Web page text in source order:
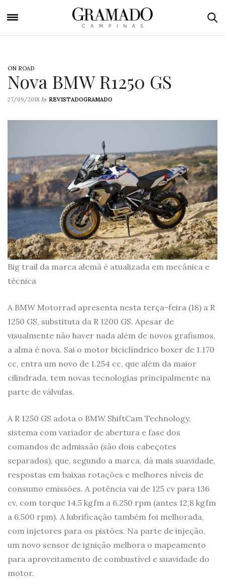
ON ROAD
Nova BMW R1250 GS
27/09/2018 by REVISTADOGRAMADO
Big trail da marca alemã é atualizada em mecânica e
técnica
A BMW Motorrad apresenta nesta terça-feira (18) a R
1250 GS, substituta da R 1200 GS. Apesar de
visualmente não haver nada além de novos grafismos,
a alma é nova. Sai o motor biciclíndrico boxer de 1.170
cc, entra um novo de 1.254 cc, que além da maior
cilindrada, tem novas tecnologias principalmente na
parte de válvulas.
A R 1250 GS adota o BMW ShiftCam Technology,
sistema com variador de abertura e fase dos
comandos de admissão (são dois cabeçotes
separados), que, segundo a marca, dá mais suavidade,
respostas em baixas rotações e melhores níveis de
consumo emissões. A potência vai de 125 cv para 136
cv, com torque 14,5 kgfm a 6.250 rpm (antes 12,8 kgfm
a 6.500 rpm). A lubrificação também foi melhorada,
com injetores para os pistões. Na parte de injeção,
um novo sensor de ignição melhora o mapeamento
para aproveitamento de combustível e suavidade do
motor.